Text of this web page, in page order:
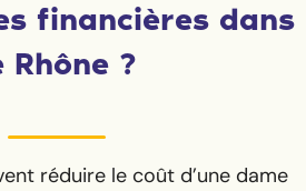
financières dans
Rhône ?
réduire le coût d’une dame